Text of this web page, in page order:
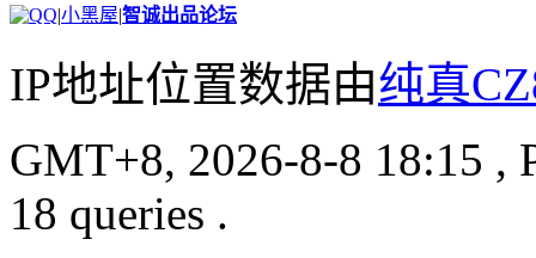
|小黑屋|智诚出品论坛
IP地址位置数据由纯真
GMT+8, 2026-8-8 18:15 ,
18 queries .